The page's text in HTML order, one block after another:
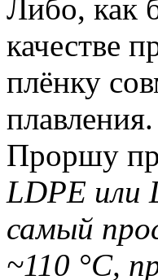
Либо, как
качестве
плёнку
плавления.
Проршу
LDPE или
самый
~110 °C,